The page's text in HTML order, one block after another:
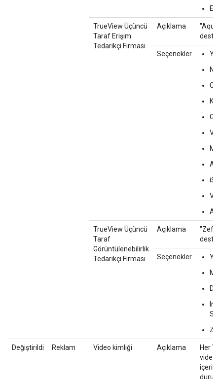
Ev
TrueView Üçüncü
Taraf Erişim
Tedarikçi Firması
Açıklama
Seçenekler
Yok
TrueView Üçüncü
Taraf
Görüntülenebilirlik
Tedarikçi Firması
Açıklama
"Zefr"
Seçenekler
Yok
Değiştirildi Reklam Video kimliği Açıklama
Her
içerik